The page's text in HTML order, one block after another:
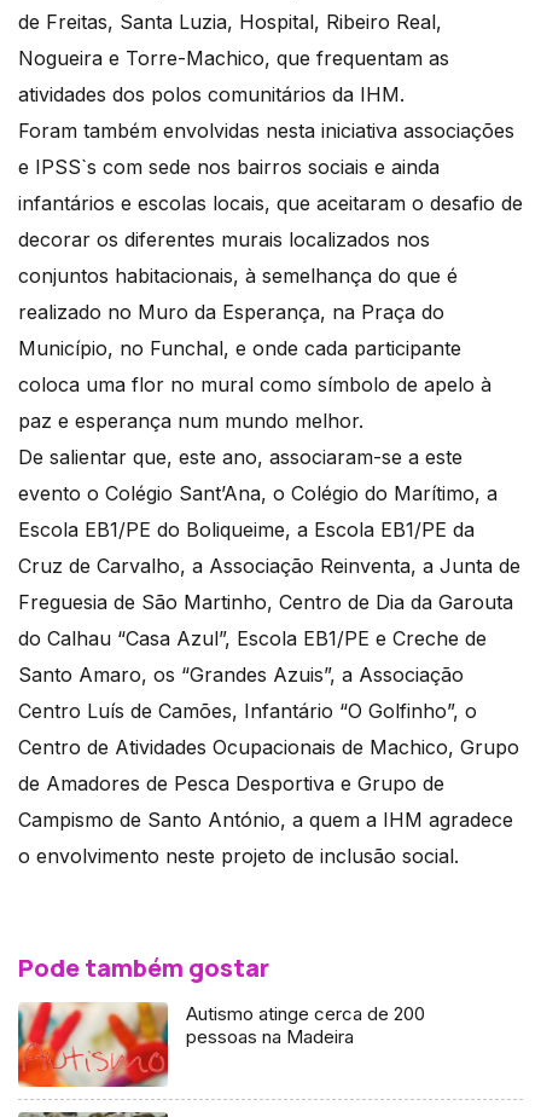
de Freitas, Santa Luzia, Hospital, Ribeiro Real,
Nogueira e Torre-Machico, que frequentam as
atividades dos polos comunitários da IHM.
Foram também envolvidas nesta iniciativa associações
e IPSS`s com sede nos bairros sociais e ainda
infantários e escolas locais, que aceitaram o desafio de
decorar os diferentes murais localizados nos
conjuntos habitacionais, à semelhança do que é
realizado no Muro da Esperança, na Praça do
Município, no Funchal, e onde cada participante
coloca uma flor no mural como símbolo de apelo à
paz e esperança num mundo melhor.
De salientar que, este ano, associaram-se a este
evento o Colégio Sant’Ana, o Colégio do Marítimo, a
Escola EB1/PE do Boliqueime, a Escola EB1/PE da
Cruz de Carvalho, a Associação Reinventa, a Junta de
Freguesia de São Martinho, Centro de Dia da Garouta
do Calhau “Casa Azul”, Escola EB1/PE e Creche de
Santo Amaro, os “Grandes Azuis”, a Associação
Centro Luís de Camões, Infantário “O Golfinho”, o
Centro de Atividades Ocupacionais de Machico, Grupo
de Amadores de Pesca Desportiva e Grupo de
Campismo de Santo António, a quem a IHM agradece
o envolvimento neste projeto de inclusão social.
Pode também gostar
Autismo atinge cerca de 200
pessoas na Madeira